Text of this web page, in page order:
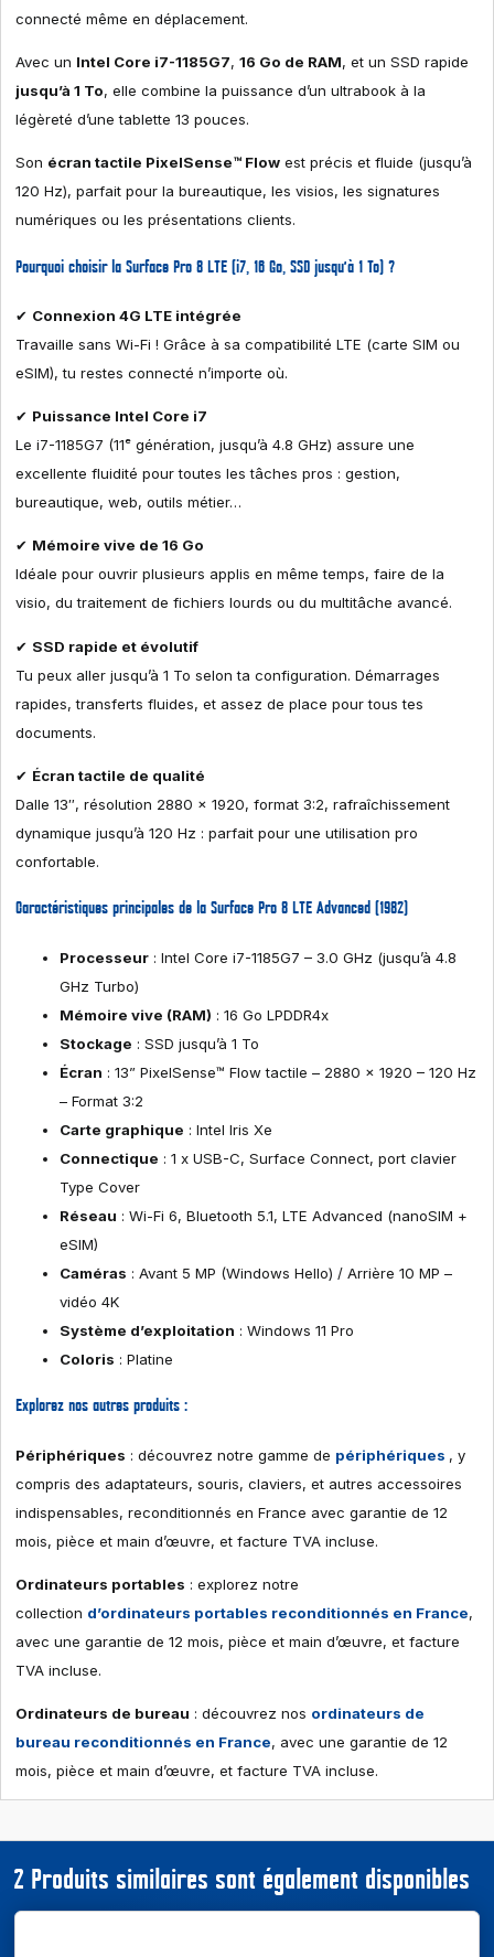
connecté même en déplacement.
Avec un Intel Core i7-1185G7,16 Go de RAM, et un SSD rapide
jusqu’à 1 To, elle combine la puissance d’un ultrabook à la
légèreté d’une tablette 13 pouces.
Son écran tactile PixelSense™ Flow est précis et fluide (jusqu’à
120 Hz), parfait pour la bureautique, les visios, les signatures
numériques ou les présentations clients.
Pourquoi choisir la Surface Pro 8 LTE (i7, 16 Go, SSD jusqu’à 1 To) ?
✔ Connexion 4G LTE intégrée
Travaille sans Wi-Fi ! Grâce à sa compatibilité LTE (carte SIM ou
eSIM), tu restes connecté n’importe où.
✔ Puissance Intel Core i7
Le i7-1185G7 (11ᵉ génération, jusqu’à 4.8 GHz) assure une
excellente fluidité pour toutes les tâches pros : gestion,
bureautique, web, outils métier…
✔ Mémoire vive de 16 Go
Idéale pour ouvrir plusieurs applis en même temps, faire de la
visio, du traitement de fichiers lourds ou du multitâche avancé.
✔ SSD rapide et évolutif
Tu peux aller jusqu’à 1 To selon ta configuration. Démarrages
rapides, transferts fluides, et assez de place pour tous tes
documents.
✔ Écran tactile de qualité
Dalle 13″, résolution 2880 x 1920, format 3:2, rafraîchissement
dynamique jusqu’à 120 Hz : parfait pour une utilisation pro
confortable.
Caractéristiques principales de la Surface Pro 8 LTE Advanced (1982)
Processeur : Intel Core i7-1185G7 – 3.0 GHz (jusqu’à 4.8
GHz Turbo)
Mémoire vive (RAM) : 16 Go LPDDR4x
Stockage : SSD jusqu’à 1 To
Écran : 13” PixelSense™ Flow tactile – 2880 x 1920 – 120 Hz
– Format 3:2
Carte graphique : Intel Iris Xe
Connectique : 1 x USB-C, Surface Connect, port clavier
Type Cover
Réseau : Wi-Fi 6, Bluetooth 5.1, LTE Advanced (nanoSIM +
eSIM)
Caméras : Avant 5 MP (Windows Hello) / Arrière 10 MP –
vidéo 4K
Système d’exploitation : Windows 11 Pro
Coloris : Platine
Explorez nos autres produits :
Périphériques : découvrez notre gamme de périphériques , y
compris des adaptateurs, souris, claviers, et autres accessoires
indispensables, reconditionnés en France avec garantie de 12
mois, pièce et main d’œuvre, et facture TVA incluse.
Ordinateurs portables : explorez notre
collection d’ordinateurs portables reconditionnés en France,
avec une garantie de 12 mois, pièce et main d’œuvre, et facture
TVA incluse.
Ordinateurs de bureau : découvrez nos ordinateurs de
bureau reconditionnés en France, avec une garantie de 12
mois, pièce et main d’œuvre, et facture TVA incluse.
2 Produits similaires sont également disponibles